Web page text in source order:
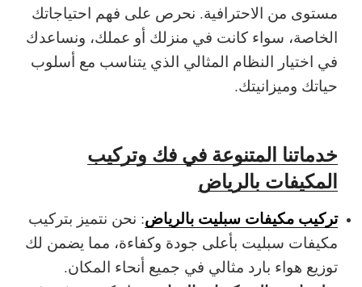
مستوى من الاحترافية. نحرص على فهم احتياجاتك
الخاصة، سواء كانت في منزلك أو عملك، ونساعدك
في اختيار النظام المثالي الذي يتناسب مع أسلوب
حياتك وميزانيتك.
خدماتنا المتنوعة في فك وتركيب
المكيفات بالرياض
تركيب مكيفات سبليت بالرياض: نحن نتميز بتركيب
مكيفات سبليت بأعلى جودة وكفاءة، مما يضمن لك
توزيع هواء بارد مثالي في جميع أنحاء المكان.